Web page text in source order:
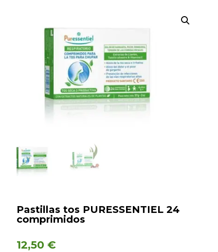
productos
Pastillas tos PURESSENTIEL 24
comprimidos
12,50 €